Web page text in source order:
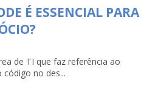
É ESSENCIAL PARA
de TI que faz referência ao
no des...